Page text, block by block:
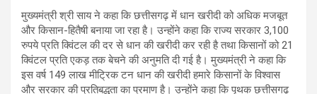
मुख्यमंत्री श्री साय ने कहा कि छत्तीसगढ़ में धान खरीदी को अधिक मजबूत
और किसान-हितैषी बनाया जा रहा है। उन्होंने कहा कि राज्य सरकार 3,100
रुपये प्रति क्विंटल की दर से धान की खरीदी कर रही है तथा किसानों को 21
क्विंटल प्रति एकड़ तक बेचने की अनुमति दी गई है। मुख्यमंत्री ने कहा कि
इस वर्ष 149 लाख मीट्रिक टन धान की खरीदी हमारे किसानों के विश्वास
और सरकार की प्रतिबद्धता का प्रमाण है। उन्होंने कहा कि पृथक छत्तीसगढ़